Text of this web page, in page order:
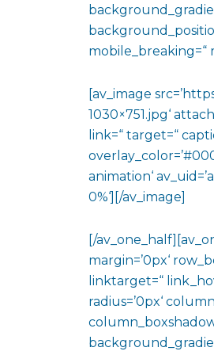
mobile_breaking=“
[av_image
1030×751.jpg‘
link=“ target=“
animation‘
0%‘][/av_image]
[/
margin=’0px‘
linktarget=“
radius=’0px‘